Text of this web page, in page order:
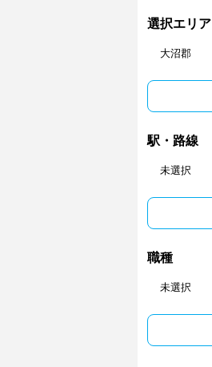
選択エリア
大沼郡
駅・路線
未選択
職種
未選択